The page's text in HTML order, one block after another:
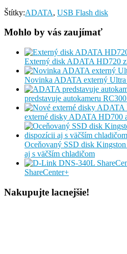
Štítky:ADATA, USB Flash disk
Mohlo by vás zaujímať
Externý disk ADATA HD720
Novinka ADATA externý
predstavuje autokameru
externé disky ADATA HD700
Oceňovaný SSD disk
aj s väčším chladičom
ShareCenter+
Nakupujte lacnejšie!